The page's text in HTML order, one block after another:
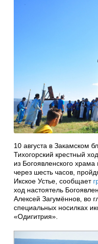
10 августа в Закамском
Тихогорский крестный
из Богоявленского
через шесть часов,
Икское Устье, сообщает
ход настоятель
Алексей Загумённов, во
специальных носилках
«Одигитрия».